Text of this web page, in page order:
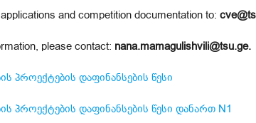
and competition documentation to:
please contact: nana.mamagulishvili@tsu.ge.
პროექტების დაფინანსების წესი
პროექტების დაფინანსების წესი დანართ N1